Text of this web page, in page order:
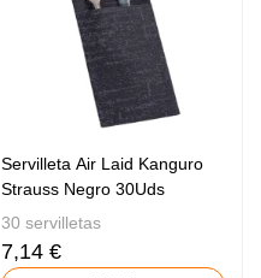
Servilleta Air Laid Kanguro
Strauss Negro 30Uds
30 servilletas
7,14 €